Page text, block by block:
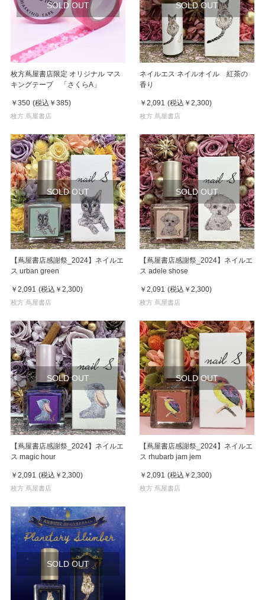
SOLD OUT
枚方蔦屋書店限定 オリジナル マス
キングテープ 「さくらA」
￥350 (税込 ￥385)
枚方 蔦屋書店
SOLD OUT
ネイルエス ネイルオイル 紅茶の
香り
￥2,091 (税込 ￥2,300)
枚方 蔦屋書店
SOLD OUT
【蔦屋書店感謝祭_2024】ネイルエ
ス urban green
￥2,091 (税込 ￥2,300)
枚方 蔦屋書店
SOLD OUT
【蔦屋書店感謝祭_2024】ネイルエ
ス adele shose
￥2,091 (税込 ￥2,300)
枚方 蔦屋書店
SOLD OUT
【蔦屋書店感謝祭_2024】ネイルエ
ス magic hour
￥2,091 (税込 ￥2,300)
枚方 蔦屋書店
SOLD OUT
【蔦屋書店感謝祭_2024】ネイルエ
ス rhubarb jam jem
￥2,091 (税込 ￥2,300)
枚方 蔦屋書店
SOLD OUT